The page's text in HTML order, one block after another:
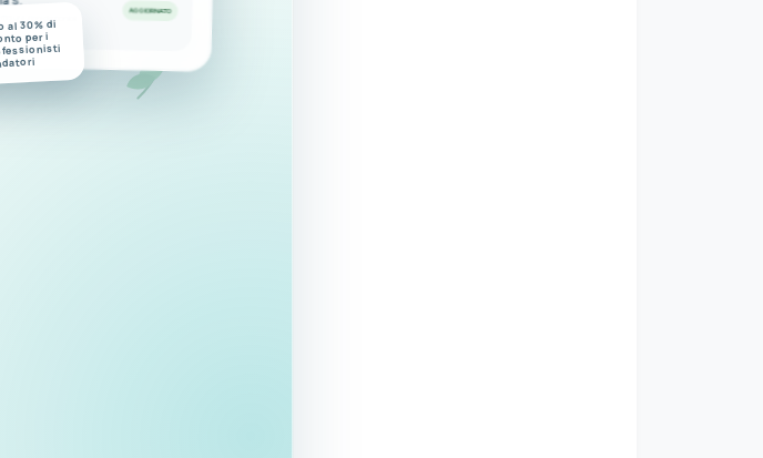
misurazioni disponibili
AGGIORNATO
al 30% di
per i